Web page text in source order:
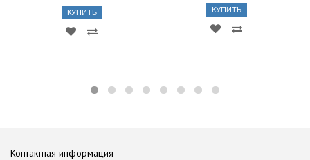
КУПИТЬ КУПИТЬ
Контактная информация